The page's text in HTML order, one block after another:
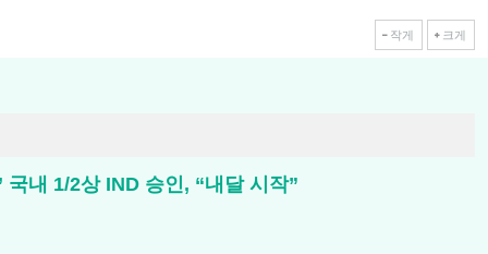
작게 크게
국내 1/2상 IND 승인, “내달 시작”